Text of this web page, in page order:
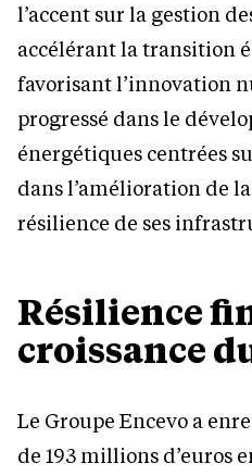
l’accent sur la gestion
accélérant la transition
favorisant l’innovation
progressé dans le
énergétiques centrées
dans l’amélioration de
résilience de ses
Résilience
croissance
Le Groupe Encevo a
de 193 millions d’euros